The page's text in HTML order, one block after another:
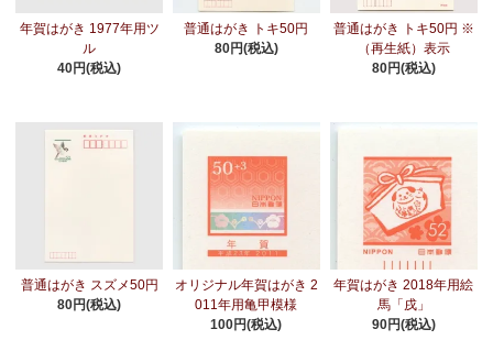
年賀はがき 1977年用ツ
ル
40円(税込)
普通はがき トキ50円
80円(税込)
普通はがき トキ50円 ※
（再生紙）表示
80円(税込)
普通はがき スズメ50円
80円(税込)
オリジナル年賀はがき 2
011年用亀甲模様
100円(税込)
年賀はがき 2018年用絵
馬「戌」
90円(税込)